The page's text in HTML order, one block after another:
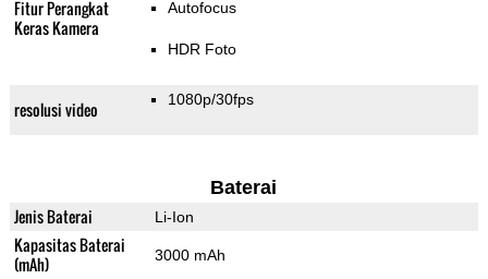
Fitur Perangkat
Keras Kamera
Autofocus
HDR Foto
resolusi video 1080p/30fps
Baterai
Jenis Baterai Li-Ion
Kapasitas Baterai
(mAh)
3000 mAh